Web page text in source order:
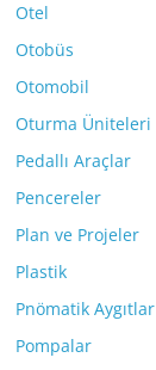
Otel
Otobüs
Otomobil
Oturma Üniteleri
Pedallı Araçlar
Pencereler
Plan ve Projeler
Plastik
Pnömatik Aygıtlar
Pompalar